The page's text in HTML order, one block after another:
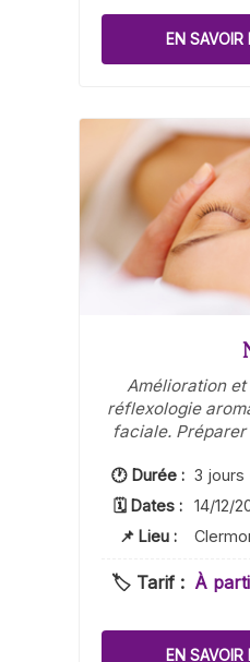
EN
Amélioration
réflexologie
faciale.
🕐 Durée : 3 jours
🗓 Dates :
14/12/
📌 Lieu :
🏷️ Tarif : À
EN